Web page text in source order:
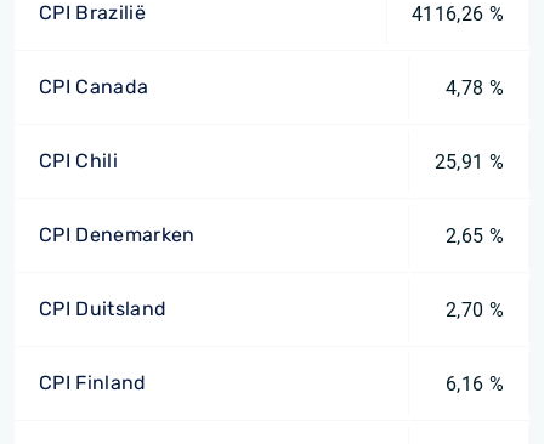
CPI Brazilië 4116,26 %
CPI Canada 4,78 %
CPI Chili 25,91 %
CPI Denemarken 2,65 %
CPI Duitsland 2,70 %
CPI Finland 6,16 %